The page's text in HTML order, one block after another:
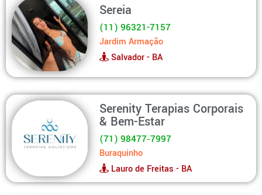
Sereia
(11) 96321-7157
Jardim Armação
Salvador - BA
Serenity Terapias Corporais
& Bem-Estar
(71) 98477‑7997‬
Buraquinho
Lauro de Freitas - BA